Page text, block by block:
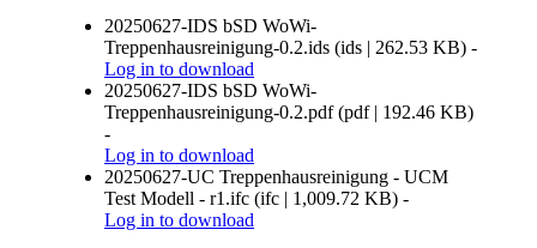
20250627-IDS bSD WoWi-
Treppenhausreinigung-0.2.ids (ids | 262.53 KB) -
Log in to download
20250627-IDS bSD WoWi-
Treppenhausreinigung-0.2.pdf (pdf| 192.46 KB)
-
Log in to download
20250627-UC Treppenhausreinigung - UCM
Test Modell - r1.ifc (ifc | 1,009.72 KB) -
Log in to download